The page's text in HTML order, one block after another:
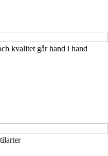
kvalitet går hand i hand